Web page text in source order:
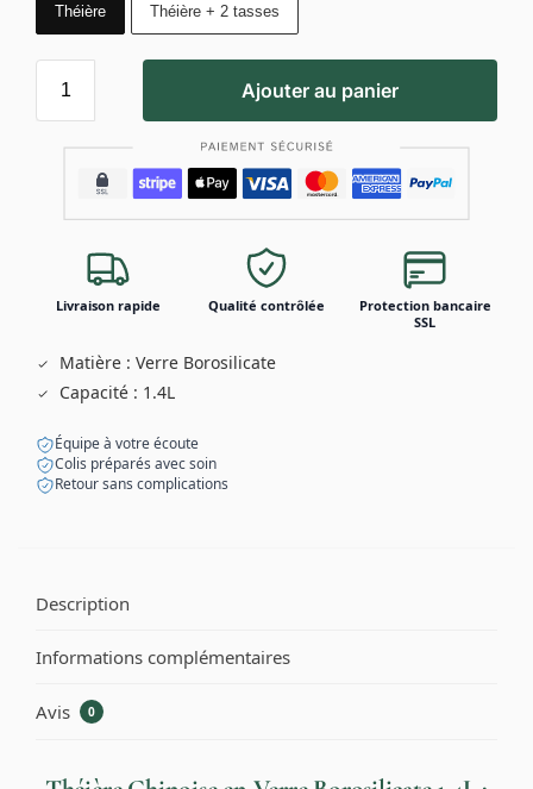
Théière Théière + 2 tasses
Ajouter au panier
Livraison rapide Qualité contrôlée
Protection bancaire
SSL
Matière : Verre Borosilicate
Capacité : 1.4L
Équipe à votre écoute
Colis préparés avec soin
Retour sans complications
Description
Informations complémentaires
Avis 0